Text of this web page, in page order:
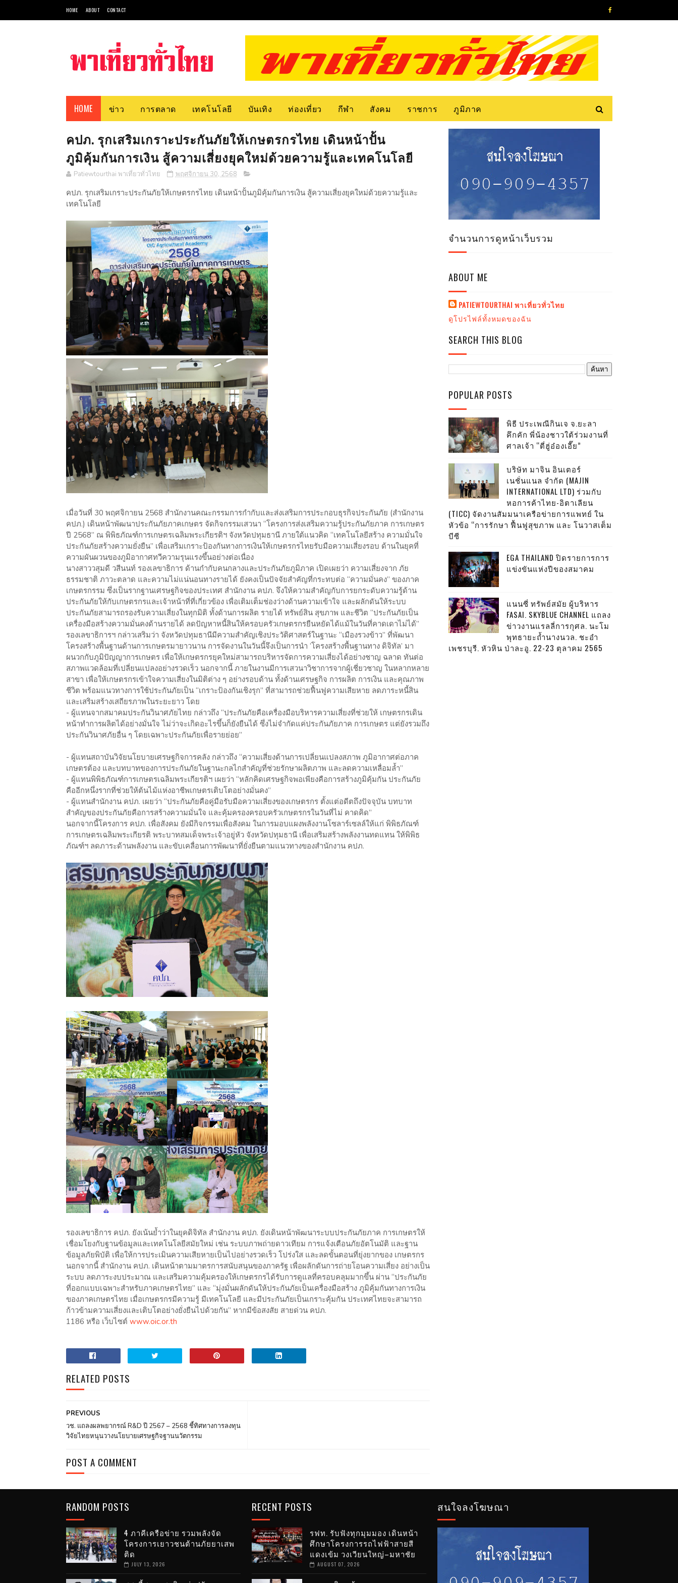
HOME ABOUT CONTACT
HOME ข่าว การตลาด เทคโนโลยี บันเทิง ท่องเที่ยว กีฬา สังคม ราชการ ภูมิภาค
คปภ. รุกเสริมเกราะประกันภัยให้เกษตรกรไทย เดินหน้าปั้น
ภูมิคุ้มกันการเงิน สู้ความเสี่ยงยุคใหม่ด้วยความรู้และเทคโนโลยี
Patiewtourthai พาเที่ยวทั่วไทย พฤศจิกายน 30, 2568
คปภ. รุกเสริมเกราะประกันภัยให้เกษตรกรไทย เดินหน้าปั้นภูมิคุ้มกันการเงิน สู้ความเสี่ยงยุคใหม่ด้วยความรู้และ
เทคโนโลยี
เมื่อวันที่ 30 พฤศจิกายน 2568 สำนักงานคณะกรรมการกำกับและส่งเสริมการประกอบธุรกิจประกันภัย (สำนักงาน
คปภ.) เดินหน้าพัฒนาประกันภัยภาคเกษตร จัดกิจกรรมเสวนา “โครงการส่งเสริมความรู้ประกันภัยภาค การเกษตร
ปี 2568” ณ พิพิธภัณฑ์การเกษตรเฉลิมพระเกียรติฯ จังหวัดปทุมธานี ภายใต้แนวคิด “เทคโนโลยีสร้าง ความมั่นใจ
ประกันภัยสร้างความยั่งยืน” เพื่อเสริมเกราะป้องกันทางการเงินให้เกษตรกรไทยรับมือความเสี่ยงรอบ ด้านในยุคที่
ความผันผวนของภูมิอากาศทวีความรุนแรงขึ้นอย่างต่อเนื่อง
นางสาววสุมดี วสีนนท์ รองเลขาธิการ ด้านกำกับคนกลางและประกันภัยภูมิภาค เปิดเผยว่า ความเสี่ยงจาก ภัย
ธรรมชาติ ภาวะตลาด และความไม่แน่นอนทางรายได้ ยังคงเป็นปัจจัยสำคัญที่กระทบต่อ “ความมั่นคง” ของภาค
เกษตรกรรม ซึ่งเป็นรากฐานเศรษฐกิจของประเทศ สำนักงาน คปภ. จึงให้ความสำคัญกับการยกระดับความรู้ด้าน
ประกันภัยให้กับเกษตรกรและเจ้าหน้าที่ที่เกี่ยวข้อง เพื่อเติมเต็มช่องว่างด้านความเข้าใจ และผลักดันให้ระบบ
ประกันภัยสามารถรองรับความเสี่ยงในทุกมิติ ทั้งด้านการผลิต รายได้ ทรัพย์สิน สุขภาพ และชีวิต “ประกันภัยเป็น
เครื่องมือสร้างความมั่นคงด้านรายได้ ลดปัญหาหนี้สินให้ครอบครัวเกษตรกรยืนหยัดได้แม้ในวันที่คาดเดาไม่ได้”
รองเลขาธิการฯ กล่าวเสริมว่า จังหวัดปทุมธานีมีความสำคัญเชิงประวัติศาสตร์ในฐานะ “เมืองรวงข้าว” ที่พัฒนา
โครงสร้างพื้นฐานด้านการเกษตรมายาวนาน การจัดงานในวันนี้จึงเป็นการนำ ‘โครงสร้างพื้นฐานทาง ดิจิทัล’ มา
ผนวกกับภูมิปัญญาการเกษตร เพื่อให้เกษตรกรยุคใหม่สามารถบริหารจัดการความเสี่ยงได้อย่างชาญ ฉลาด ทันต่อ
สภาพแวดล้อมที่เปลี่ยนแปลงอย่างรวดเร็ว นอกจากนี้ ภายในงานมีการเสวนาวิชาการจากผู้เชี่ยวชาญ ในหลากหลาย
สาขา เพื่อให้เกษตรกรเข้าใจความเสี่ยงในมิติต่าง ๆ อย่างรอบด้าน ทั้งด้านเศรษฐกิจ การผลิต การเงิน และคุณภาพ
ชีวิต พร้อมแนวทางการใช้ประกันภัยเป็น “เกราะป้องกันเชิงรุก” ที่สามารถช่วยฟื้นฟูความเสียหาย ลดภาระหนี้สิน
และเสริมสร้างเสถียรภาพในระยะยาว โดย
- ผู้แทนจากสมาคมประกันวินาศภัยไทย กล่าวถึง “ประกันภัยคือเครื่องมือบริหารความเสี่ยงที่ช่วยให้ เกษตรกรเดิน
หน้าทำการผลิตได้อย่างมั่นใจ ไม่ว่าจะเกิดอะไรขึ้นก็ยังยืนได้ ซึ่งไม่จำกัดแค่ประกันภัยภาค การเกษตร แต่ยังรวมถึง
ประกันวินาศภัยอื่น ๆ โดยเฉพาะประกันภัยเพื่อรายย่อย”
- ผู้แทนสถาบันวิจัยนโยบายเศรษฐกิจการคลัง กล่าวถึง “ความเสี่ยงด้านการเปลี่ยนแปลงสภาพ ภูมิอากาศต่อภาค
เกษตรต้อง และบทบาทของการประกันภัยในฐานะกลไกสำคัญที่ช่วยรักษาผลิตภาพ และลดความเหลื่อมล้ำ”
- ผู้แทนพิพิธภัณฑ์การเกษตรเฉลิมพระเกียรติฯ เผยว่า “หลักคิดเศรษฐกิจพอเพียงคือการสร้างภูมิคุ้มกัน ประกันภัย
คืออีกหนึ่งรากที่ช่วยให้ต้นไม้แห่งอาชีพเกษตรเติบโตอย่างมั่นคง”
- ผู้แทนสำนักงาน คปภ. เผยว่า “ประกันภัยคือคู่มือรับมือความเสี่ยงของเกษตรกร ตั้งแต่อดีตถึงปัจจุบัน บทบาท
สำคัญของประกันภัยคือการสร้างความมั่นใจ และคุ้มครองครอบครัวเกษตรกรในวันที่ไม่ คาดคิด”
นอกจากนี้โครงการ คปภ. เพื่อสังคม ยังมีกิจกรรมเพื่อสังคม ในการมอบแผงพลังงานโซลาร์เซลล์ให้แก่ พิพิธภัณฑ์
การเกษตรเฉลิมพระเกียรติ พระบาทสมเด็จพระเจ้าอยู่หัว จังหวัดปทุมธานี เพื่อเสริมสร้างพลังงานทดแทน ให้พิพิธ
ภัณฑ์ฯ ลดภาระด้านพลังงาน และขับเคลื่อนการพัฒนาที่ยั่งยืนตามแนวทางของสำนักงาน คปภ.
รองเลขาธิการ คปภ. ยังเน้นย้ำว่าในยุคดิจิทัล สำนักงาน คปภ. ยังเดินหน้าพัฒนาระบบประกันภัยภาค การเกษตรให้
เชื่อมโยงกับฐานข้อมูลและเทคโนโลยีสมัยใหม่ เช่น ระบบภาพถ่ายดาวเทียม การแจ้งเตือนภัยอัตโนมัติ และฐาน
ข้อมูลภัยพิบัติ เพื่อให้การประเมินความเสียหายเป็นไปอย่างรวดเร็ว โปร่งใส และลดขั้นตอนที่ยุ่งยากของ เกษตรกร
นอกจากนี้ สำนักงาน คปภ. เดินหน้าตามมาตรการสนับสนุนของภาครัฐ เพื่อผลักดันการถ่ายโอนความเสี่ยง อย่างเป็น
ระบบ ลดภาระงบประมาณ และเสริมความคุ้มครองให้เกษตรกรได้รับการดูแลที่ครอบคลุมมากขึ้น ผ่าน “ประกันภัย
ที่ออกแบบเฉพาะสำหรับภาคเกษตรไทย” และ “มุ่งมั่นผลักดันให้ประกันภัยเป็นเครื่องมือสร้าง ภูมิคุ้มกันทางการเงิน
ของภาคเกษตรไทย เมื่อเกษตรกรมีความรู้ มีเทคโนโลยี และมีประกันภัยเป็นเกราะคุ้มกัน ประเทศไทยจะสามารถ
ก้าวข้ามความเสี่ยงและเติบโตอย่างยั่งยืนไปด้วยกัน” หากมีข้อสงสัย สายด่วน คปภ.
1186 หรือ เว็บไซต์ www.oic.or.th
RELATED POSTS
PREVIOUS
วช. แถลงผลพยากรณ์ R&D ปี 2567 – 2568 ชี้ทิศทางการลงทุน
วิจัยไทยหนุนวางนโยบายเศรษฐกิจฐานนวัตกรรม
POST A COMMENT
จำนวนการดูหน้าเว็บรวม
ABOUT ME
PATIEWTOURTHAI พาเที่ยวทั่วไทย
ดูโปรไฟล์ทั้งหมดของฉัน
SEARCH THIS BLOG
POPULAR POSTS
พิธี ประเพณีกินเจ จ.ยะลา
คึกคัก พี่น้องชาวใต้ร่วมงานที่
ศาลเจ้า “ตี่ฮู่อ๋องเอี๊ย”
บริษัท มาจิน อินเตอร์
เนชั่นแนล จำกัด (MAJIN
INTERNATIONAL LTD) ร่วมกับ
หอการค้าไทย-อิตาเลียน
(TICC) จัดงานสัมมนาเครือข่ายการแพทย์ ใน
หัวข้อ “การรักษา ฟื้นฟูสุขภาพ และ โนวาสเต็ม
บีซี
EGA THAILAND ปิดรายการการ
แข่งขันแห่งปีของสมาคม
แนนซี่ ทรัพย์สมัย ผู้บริหาร
FASAI. SKYBLUE CHANNEL แถลง
ข่าวงานแรลลี่การกุศล. นะโม
พุทธายะถ้ำนางนวล. ชะอำ
เพชรบุรี. หัวหิน ป่าละอู. 22-23 ตุลาคม 2565
RANDOM POSTS
4 ภาคีเครือข่าย รวมพลังจัด
โครงการเยาวชนต้านภัยยาเสพ
ติด
JULY 13, 2026
RECENT POSTS
รฟท. รับฟังทุกมุมมอง เดินหน้า
ศึกษาโครงการรถไฟฟ้าสายสี
แดงเข้ม วงเวียนใหญ่–มหาชัย
AUGUST 07, 2026
สนใจลงโฆษณา